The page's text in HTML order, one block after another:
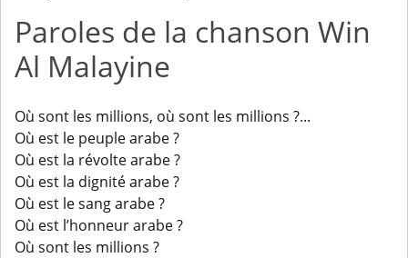
Paroles de la chanson Win
Al Malayine
Où sont les millions, où sont les millions ?...
Où est le peuple arabe ?
Où est la révolte arabe ?
Où est la dignité arabe ?
Où est le sang arabe ?
Où est l’honneur arabe ?
Où sont les millions ?